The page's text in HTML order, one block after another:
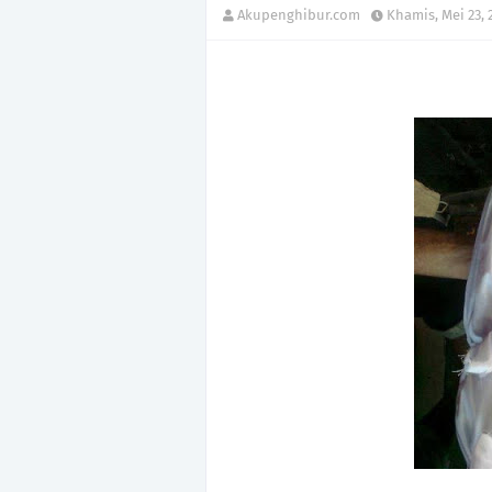
Akupenghibur.com Khamis, Mei 23,